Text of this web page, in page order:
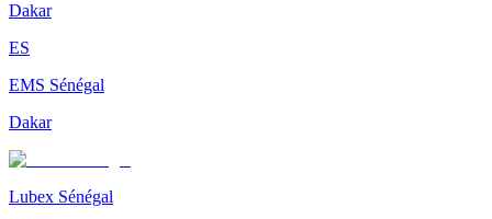
Dakar
ES
EMS Sénégal
Dakar
Lubex Sénégal